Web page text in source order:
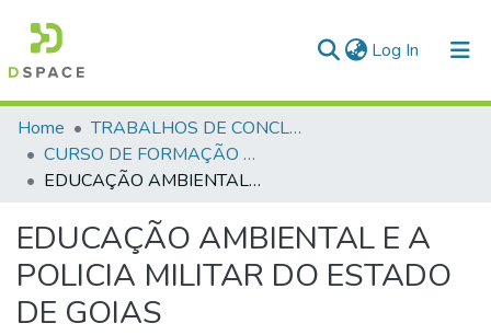
Log In (current)
Communities & Collections
All of DSpace
Home
TRABALHOS DE CONCLUSÃO DE CURSO - CFP (CURSO DE FORMAÇÃO DE PRAÇAS)
CURSO DE FORMAÇÃO DE PRAÇAS - CFP - 2018
EDUCAÇÃO AMBIENTAL E A POLICIA MILITAR DO ESTADO DE GOIAS
EDUCAÇÃO AMBIENTAL E A
POLICIA MILITAR DO ESTADO
DE GOIAS